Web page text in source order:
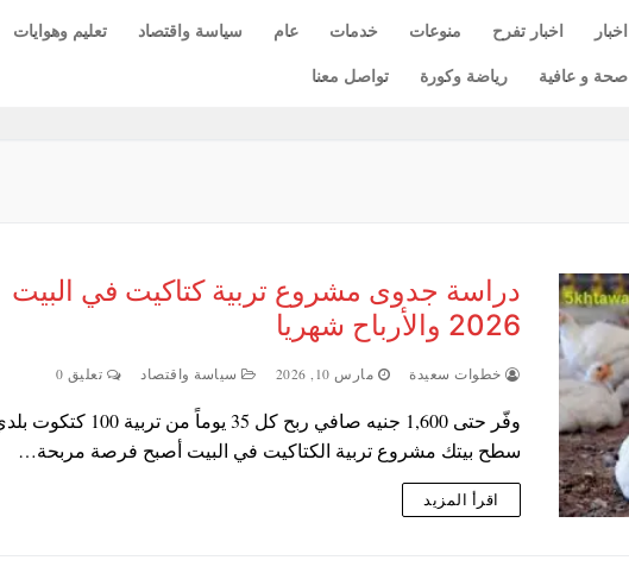
اخبار اخبار تفرح منوعات خدمات عام سياسة واقتصاد تعليم وهوايات
صحة و عافية
رياضة وكورة تواصل معنا
دراسة جدوى مشروع تربية كتاكيت في البيت
2026 والأرباح شهريا
خطوات سعيدة مارس 10, 2026 سياسة واقتصاد تعليق 0
وفّر حتى 1,600 جنيه صافي ربح كل 35 يوماً من
سطح بيتك مشروع تربية الكتاكيت في البيت أصبح فرصة مربحة…
اقرأ المزيد